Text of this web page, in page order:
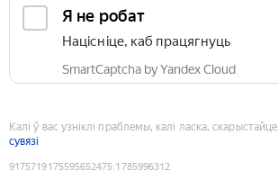
Я не робат
Націсніце, каб працягнуць
SmartCaptcha by Yandex Cloud
Калі ў вас узніклі праблемы, калі ласка, скарыстайце
сувязі
9175719175595652475:1785996312